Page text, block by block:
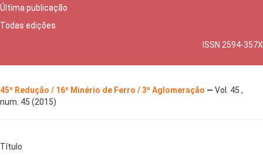
Última publicação
Todas edições
ISSN 2594-357X
45º Redução / 16º Minério de Ferro / 3º Aglomeração — Vol. 45 ,
num. 45 (2015)
Título